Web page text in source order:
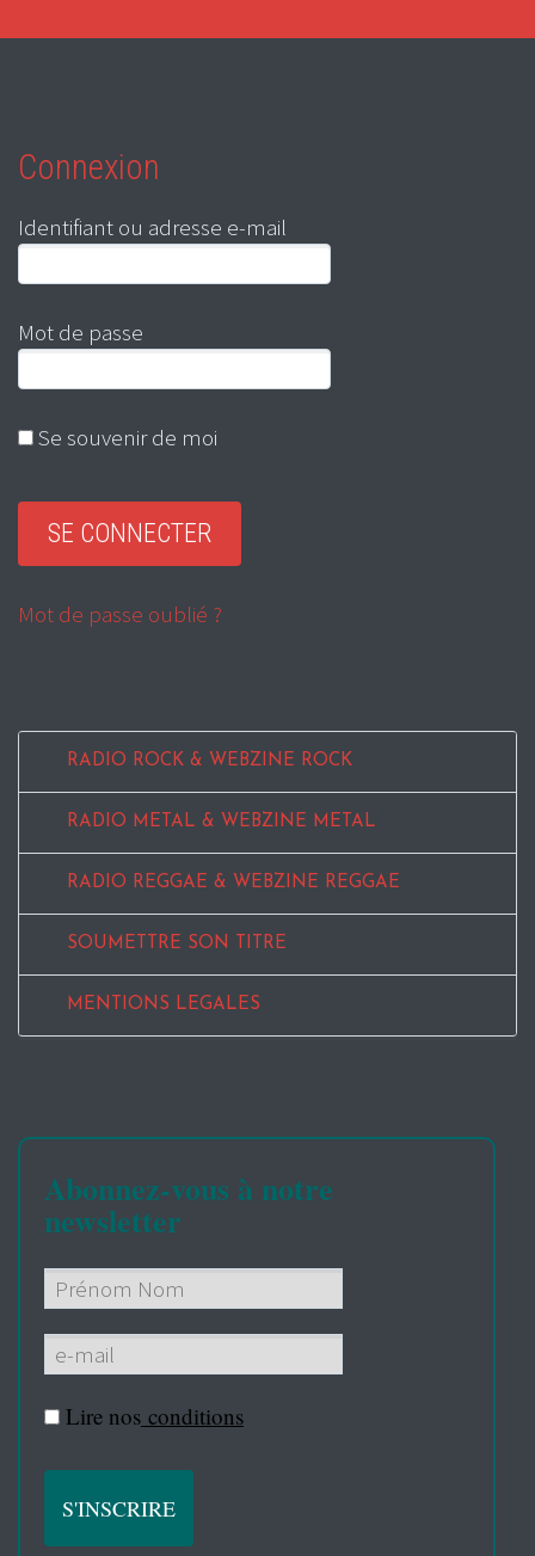
Connexion
Identifiant ou adresse e-mail
Mot de passe
Se souvenir de moi
Mot de passe oublié ?
RADIO ROCK & WEBZINE ROCK
RADIO METAL & WEBZINE METAL
RADIO REGGAE & WEBZINE REGGAE
SOUMETTRE SON TITRE
MENTIONS LEGALES
Abonnez-vous à notre
newsletter
Lire nos conditions